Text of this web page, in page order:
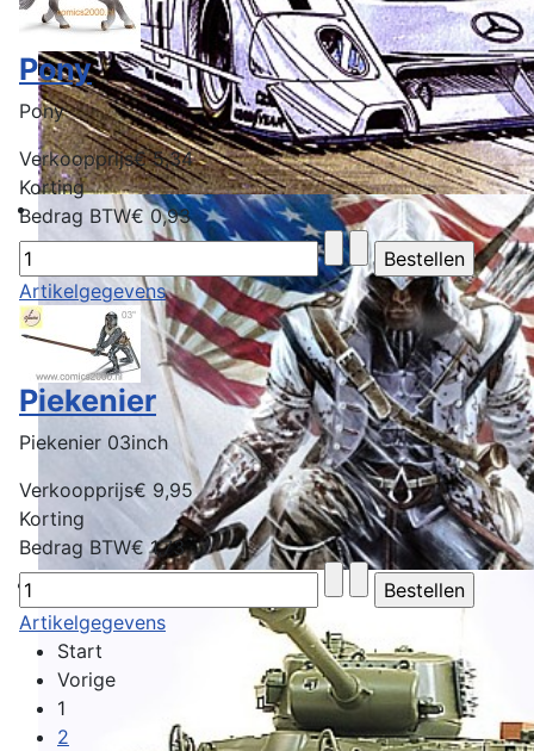
Pony
Pony
Verkoopprijs€ 5,34
Korting
Bedrag BTW€ 0,93
Artikelgegevens
Piekenier
Piekenier 03inch
Verkoopprijs€ 9,95
Korting
Bedrag BTW€ 1,73
Artikelgegevens
Start
Vorige
1
2